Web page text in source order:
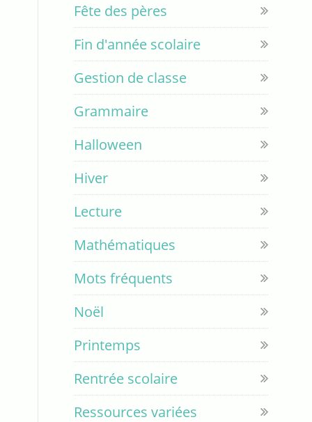
Fête des pères
Fin d'année scolaire
Gestion de classe
Grammaire
Halloween
Hiver
Lecture
Mathématiques
Mots fréquents
Noël
Printemps
Rentrée scolaire
Ressources variées